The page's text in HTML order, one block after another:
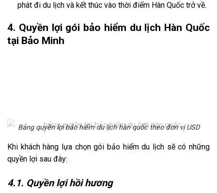
phát đi du lịch và kết thúc vào thời điểm Hàn Quốc trở về.
4. Quyền lợi gói bảo hiểm du lịch Hàn Quốc
tại Bảo Minh
Bảng quyền lợi bảo hiểm du lịch hàn quốc theo đơn vị USD
Khi khách hàng lựa chọn gói bảo hiểm du lịch sẽ có những
quyền lợi sau đây:
4.1. Quyền lợi hồi hương